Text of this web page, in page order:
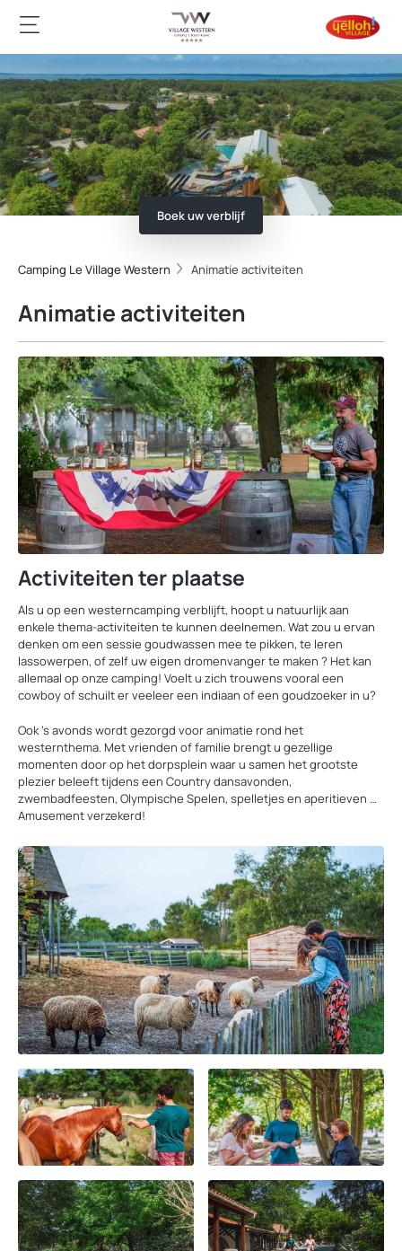
Boek uw verblijf
Camping Le Village Western Animatie activiteiten
Animatie activiteiten
Activiteiten ter plaatse
Als u op een westerncamping verblijft, hoopt u natuurlijk aan
enkele thema-activiteiten te kunnen deelnemen. Wat zou u ervan
denken om een sessie goudwassen mee te pikken, te leren
lassowerpen, of zelf uw eigen dromenvanger te maken ? Het kan
allemaal op onze camping! Voelt u zich trouwens vooral een
cowboy of schuilt er veeleer een indiaan of een goudzoeker in u?
Ook ’s avonds wordt gezorgd voor animatie rond het
westernthema. Met vrienden of familie brengt u gezellige
momenten door op het dorpsplein waar u samen het grootste
plezier beleeft tijdens een Country dansavonden,
zwembadfeesten, Olympische Spelen, spelletjes en aperitieven …
Amusement verzekerd!